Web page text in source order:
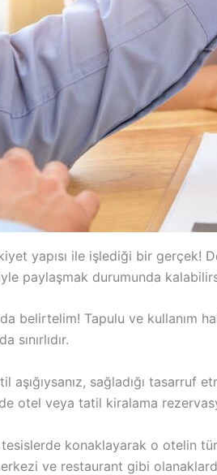
yapısı ile işlediği bir gerçek!
paylaşmak durumunda
da belirtelim! Tapulu ve kullanım
sınırlıdır.
aşığıysanız, sağladığı
otel veya tatil kiralama
konaklayarak o otelin
ve restaurant gibi